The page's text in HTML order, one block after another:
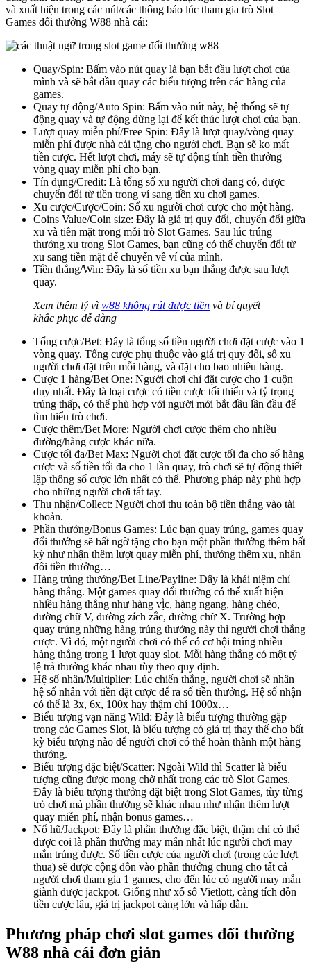
và xuất hiện trong các nút/các thông báo lúc tham gia trò Slot
Games đổi thưởng W88 nhà cái:
Quay/Spin: Bấm vào nút quay là bạn bắt đầu lượt chơi của
mình và sẽ bắt đầu quay các biểu tượng trên các hàng của
games.
Quay tự động/Auto Spin: Bấm vào nút này, hệ thống sẽ tự
động quay và tự động dừng lại để kết thúc lượt chơi của bạn.
Lượt quay miễn phí/Free Spin: Đây là lượt quay/vòng quay
miễn phí được nhà cái tặng cho người chơi. Bạn sẽ ko mất
tiền cược. Hết lượt chơi, máy sẽ tự động tính tiền thưởng
vòng quay miễn phí cho bạn.
Tín dụng/Credit: Là tổng số xu người chơi đang có, được
chuyển đổi từ tiền trong ví sang tiền xu chơi games.
Xu cược/Cược/Coin: Số xu người chơi cược cho một hàng.
Coins Value/Coin size: Đây là giá trị quy đổi, chuyển đổi giữa
xu và tiền mặt trong mỗi trò Slot Games. Sau lúc trúng
thưởng xu trong Slot Games, bạn cũng có thể chuyển đổi từ
xu sang tiền mặt để chuyển về ví của mình.
Tiền thắng/Win: Đây là số tiền xu bạn thắng được sau lượt
quay.
Xem thêm lý vì w88 không rút được tiền và bí quyết
khắc phục dễ dàng
Tổng cược/Bet: Đây là tổng số tiền người chơi đặt cược vào 1
vòng quay. Tổng cược phụ thuộc vào giá trị quy đổi, số xu
người chơi đặt trên mỗi hàng, và đặt cho bao nhiêu hàng.
Cược 1 hàng/Bet One: Người chơi chỉ đặt cược cho 1 cuộn
duy nhất. Đây là loại cược có tiền cược tối thiểu và tỷ trọng
trúng thấp, có thể phù hợp với người mới bắt đầu lần đầu để
tìm hiểu trò chơi.
Cược thêm/Bet More: Người chơi cược thêm cho nhiều
đường/hàng cược khác nữa.
Cược tối đa/Bet Max: Người chơi đặt cược tối đa cho số hàng
cược và số tiền tối đa cho 1 lần quay, trò chơi sẽ tự động thiết
lập thông số cược lớn nhất có thể. Phương pháp này phù hợp
cho những người chơi tất tay.
Thu nhận/Collect: Người chơi thu toàn bộ tiền thắng vào tài
khoản.
Phần thưởng/Bonus Games: Lúc bạn quay trúng, games quay
đổi thưởng sẽ bất ngờ tặng cho bạn một phần thưởng thêm bất
kỳ như nhận thêm lượt quay miễn phí, thưởng thêm xu, nhân
đôi tiền thưởng…
Hàng trúng thưởng/Bet Line/Payline: Đây là khái niệm chỉ
hàng thắng. Một games quay đổi thưởng có thể xuất hiện
nhiều hàng thắng như hàng vị̀c, hàng ngang, hàng chéo,
đường chữ V, đường zích zắc, đường chữ X. Trường hợp
quay trúng những hàng trúng thưởng này thì người chơi thắng
cược. Vì đó, một người chơi có thể có cơ hội trúng nhiều
hàng thắng trong 1 lượt quay slot. Mỗi hàng thắng có một tỷ
lệ trả thưởng khác nhau tùy theo quy định.
Hệ số nhân/Multiplier: Lúc chiến thắng, người chơi sẽ nhân
hệ số nhân với tiền đặt cược để ra số tiền thưởng. Hệ số nhận
có thể là 3x, 6x, 100x hay thậm chí 1000x…
Biểu tượng vạn năng Wild: Đây là biểu tượng thường gặp
trong các Games Slot, là biểu tượng có giá trị thay thế cho bất
kỳ biểu tượng nào để người chơi có thể hoàn thành một hàng
thưởng.
Biểu tượng đặc biệt/Scatter: Ngoài Wild thì Scatter là biểu
tượng cũng được mong chờ nhất trong các trò Slot Games.
Đây là biểu tượng thưởng đặt biệt trong Slot Games, tùy từng
trò chơi mà phần thưởng sẽ khác nhau như nhận thêm lượt
quay miễn phí, nhận bonus games…
Nổ hũ/Jackpot: Đây là phần thưởng đặc biệt, thậm chí có thể
được coi là phần thưởng may mắn nhất lúc người chơi may
mắn trúng được. Số tiền cược của người chơi (trong các lượt
thua) sẽ được cộng dồn vào phần thưởng chung cho tất cả
người chơi tham gia 1 games, cho đến lúc có người may mắn
giành được jackpot. Giống như xổ số Vietlott, càng tích dồn
tiền cược lâu, giá trị jackpot càng lớn và hấp dẫn.
Phương pháp chơi slot games đổi thưởng
W88 nhà cái đơn giản